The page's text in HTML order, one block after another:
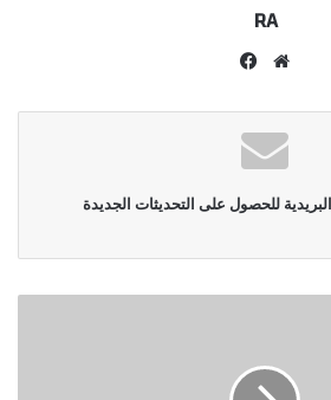
RA
موقع
للحصول على التحديثات الجديدة